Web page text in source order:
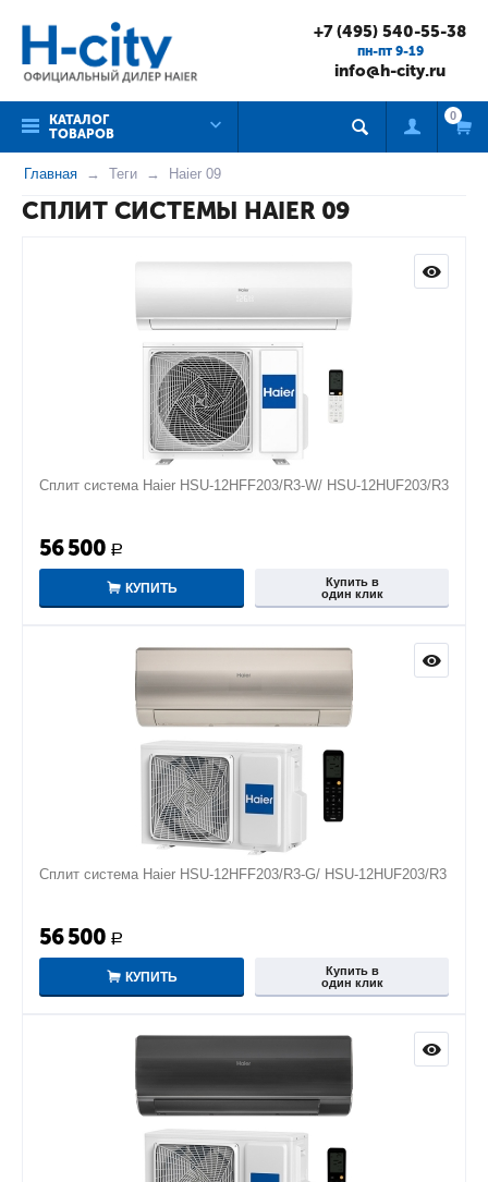
+7 (495) 540-55-38
пн-пт 9-19
info@h-city.ru
КАТАЛОГ
ТОВАРОВ
0
Главная Теги Haier 09
СПЛИТ СИСТЕМЫ HAIER 09
Сплит система Haier HSU-12HFF203/R3-W/ HSU-12HUF203/R3
56 500 Р
КУПИТЬ
Купить в
один клик
Сплит система Haier HSU-12HFF203/R3-G/ HSU-12HUF203/R3
56 500 Р
КУПИТЬ
Купить в
один клик